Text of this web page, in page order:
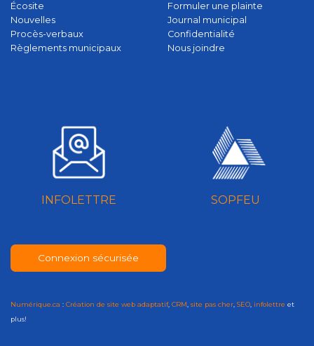
Écosite
Nouvelles
Procès-verbaux
Règlements municipaux
Formuler une plainte
Journal municipal
Confidentialité
Nous joindre
INFOLETTRE SOPFEU
Connexion sécurisée
Numérique.ca : Création de site web adaptatif, CRM site pas cher SEO infolettre et
plus!